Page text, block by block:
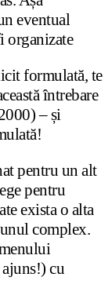
eventual
organizate
formulată, te
întrebare
– și
pentru un alt
pentru
exista o alta
complex.
cu